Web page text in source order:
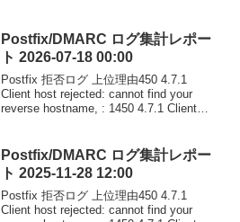
Postfix/DMARC ログ集計レポー
ト 2026-07-18 00:00
Postfix 拒否ログ 上位理由450 4.7.1
Client host rejected: cannot find your
reverse hostname, : 1450 4.7.1 Client
Postfix/DMARC ログ集計レポー
ト 2025-11-28 12:00
Postfix 拒否ログ 上位理由450 4.7.1
Client host rejected: cannot find your